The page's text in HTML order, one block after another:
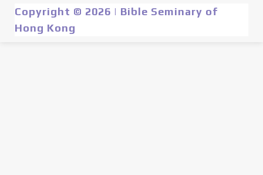
Copyright © 2026 | Bible Seminary of
Hong Kong